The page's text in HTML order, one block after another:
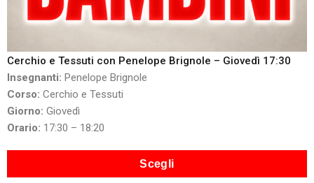
Cerchio e Tessuti con Penelope Brignole – Giovedì 17:30
Insegnanti: Penelope Brignole
Corso: Cerchio e Tessuti
Giorno: Giovedì
Orario: 17:30 – 18:20
Scegli